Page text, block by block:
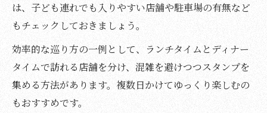
は、子ども連れでも入りやすい店舗や駐車場の有無など
もチェックしておきましょう。
効率的な巡り方の一例として、ランチタイムとディナー
タイムで訪れる店舗を分け、混雑を避けつつスタンプを
集める方法があります。複数日かけてゆっくり楽しむの
もおすすめです。